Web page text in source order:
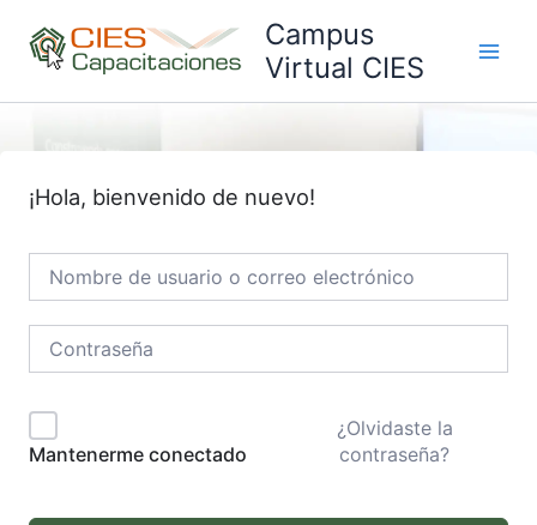
contenido
Campus
Virtual CIES
¡Hola, bienvenido de nuevo!
Mantenerme conectado
¿Olvidaste la
contraseña?